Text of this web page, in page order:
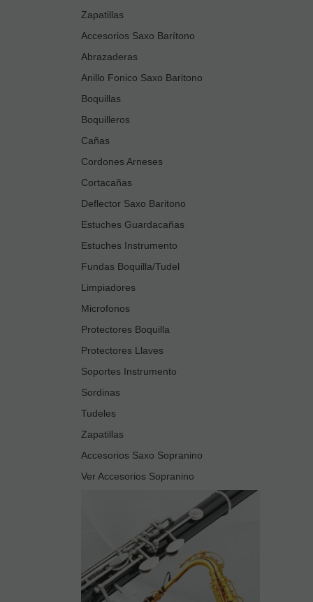
Zapatillas
Accesorios Saxo Barítono
Abrazaderas
Anillo Fonico Saxo Baritono
Boquillas
Boquilleros
Cañas
Cordones Arneses
Cortacañas
Deflector Saxo Baritono
Estuches Guardacañas
Estuches Instrumento
Fundas Boquilla/Tudel
Limpiadores
Microfonos
Protectores Boquilla
Protectores Llaves
Soportes Instrumento
Sordinas
Tudeles
Zapatillas
Accesorios Saxo Sopranino
Ver Accesorios Sopranino